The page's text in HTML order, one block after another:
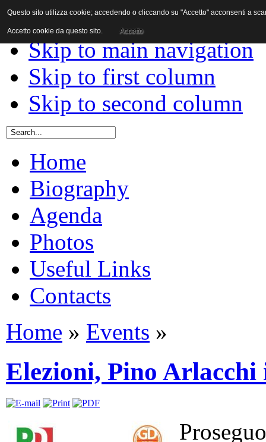
Skip to content
Skip to main navigation
Skip to first column
Skip to second column
Home
Biography
Agenda
Photos
Useful Links
Contacts
Home » Events »
Elezioni, Pino
Questo sito utilizza cookie; accedendo o cliccando su "Accetto" acconsenti a
Accetto cookie da questo sito. Accetto